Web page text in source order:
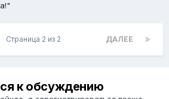
ДАЛЕЕ
Страница 2 из 2
к обсуждению